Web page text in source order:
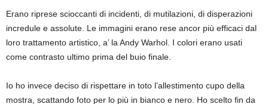
Erano riprese scioccanti di incidenti, di mutilazioni, di disperazioni
incredule e assolute. Le immagini erano rese ancor più efficaci dal
loro trattamento artistico, a’ la Andy Warhol. I colori erano usati
come contrasto ultimo prima del buio finale.
Io ho invece deciso di rispettare in toto l’allestimento cupo della
mostra, scattando foto per lo più in bianco e nero. Ho scelto fin da